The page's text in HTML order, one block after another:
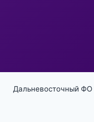
Дальневосточный ФО